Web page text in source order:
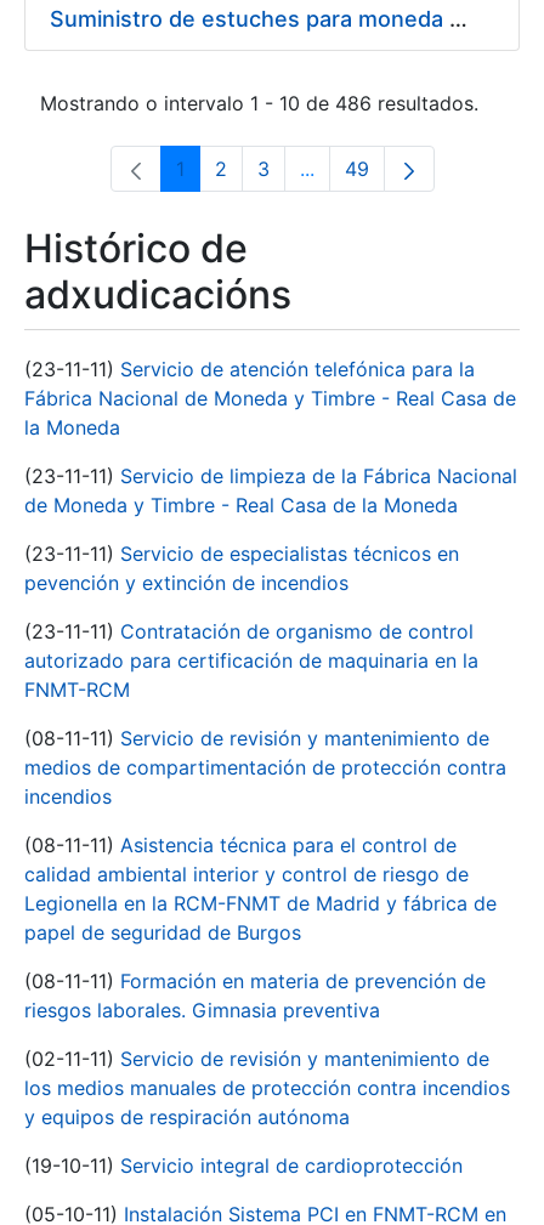
Suministro de estuches para moneda de 30 €
Mostrando o intervalo 1 - 10 de 486 resultados.
Páxina
1 Páxina
2 Páxina
3 ...Páxinas intermedias Use
Páxina
49
Histórico de
adxudicacións
(23-11-11) Servicio de atención telefónica para la
Fábrica Nacional de Moneda y Timbre - Real Casa de
la Moneda
(23-11-11) Servicio de limpieza de la Fábrica Nacional
de Moneda y Timbre - Real Casa de la Moneda
(23-11-11) Servicio de especialistas técnicos en
pevención y extinción de incendios
(23-11-11) Contratación de organismo de control
autorizado para certificación de maquinaria en la
FNMT-RCM
(08-11-11) Servicio de revisión y mantenimiento de
medios de compartimentación de protección contra
incendios
(08-11-11) Asistencia técnica para el control de
calidad ambiental interior y control de riesgo de
Legionella en la RCM-FNMT de Madrid y fábrica de
papel de seguridad de Burgos
(08-11-11) Formación en materia de prevención de
riesgos laborales. Gimnasia preventiva
(02-11-11) Servicio de revisión y mantenimiento de
los medios manuales de protección contra incendios
y equipos de respiración autónoma
(19-10-11) Servicio integral de cardioprotección
(05-10-11) Instalación Sistema PCI en FNMT-RCM en